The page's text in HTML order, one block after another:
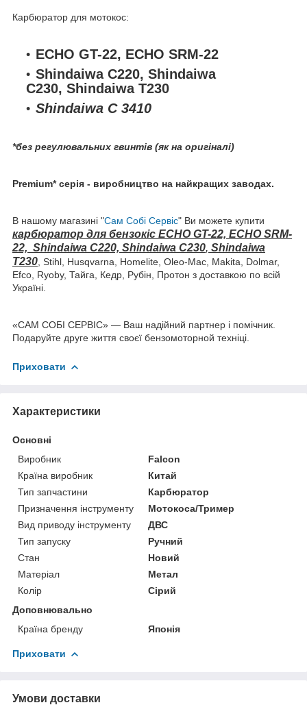
Карбюратор для мотокос:
ECHO GT-22, ECHO SRM-22
Shindaiwa C220, Shindaiwa
C230, Shindaiwa T230
Shindaiwa C 3410
*без регулювальних гвинтів (як на оригіналі)
Premium* серія - виробництво на найкращих заводах.
В нашому магазині "Сам Собі Сервіс" Ви можете купити
карбюратор для бензокіс ECHO GT-22, ECHO SRM-
22, Shindaiwa С220, Shindaiwa С230, Shindaiwa
T230 , Stihl, Husqvarna, Homelite, Oleo-Mac, Makita, Dolmar,
Efco, Ryoby, Тайга, Кедр, Рубін, Протон з доставкою по всій
Україні.
«САМ СОБІ СЕРВІС» — Ваш надійний партнер і помічник.
Подаруйте друге життя своєї бензомоторной техніці.
Приховати
Характеристики
Основні
Виробник
Falcon
Країна виробник
Китай
Тип запчастини
Карбюратор
Призначення інструменту
Мотокоса/Тример
Вид приводу інструменту
ДВС
Тип запуску
Ручний
Стан
Новий
Матеріал
Метал
Колір
Сірий
Доповнювально
Країна бренду
Японія
Приховати
Умови доставки